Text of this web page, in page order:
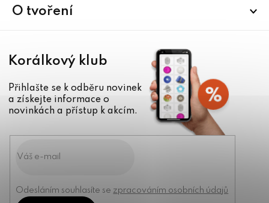
O tvoření
Korálkový klub
Přihlašte se k odběru novinek
a získejte informace o
novinkách a přístup k akcím.
Odesláním souhlasíte se zpracováním osobních údajů